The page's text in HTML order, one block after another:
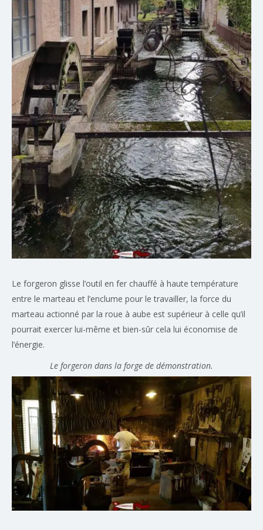
Le forgeron glisse l’outil en fer chauffé à haute température
entre le marteau et l’enclume pour le travailler, la force du
marteau actionné par la roue à aube est supérieur à celle qu’il
pourrait exercer lui-même et bien-sûr cela lui économise de
l’énergie.
Le forgeron dans la forge de démonstration.